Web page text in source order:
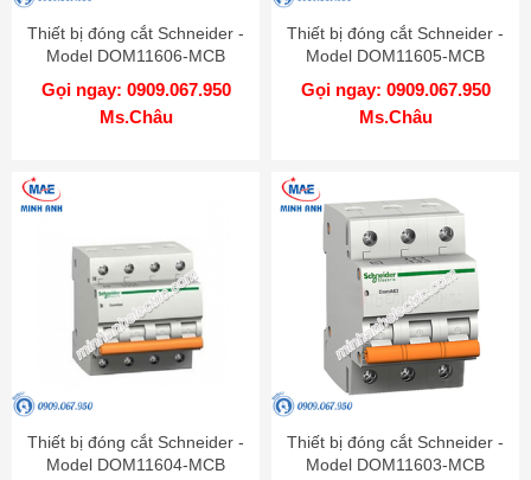
Thiết bị đóng cắt Schneider -
Model DOM11606-MCB
Gọi ngay: 0909.067.950
Ms.Châu
Thiết bị đóng cắt Schneider -
Model DOM11605-MCB
Gọi ngay: 0909.067.950
Ms.Châu
Thiết bị đóng cắt Schneider -
Model DOM11604-MCB
Thiết bị đóng cắt Schneider -
Model DOM11603-MCB